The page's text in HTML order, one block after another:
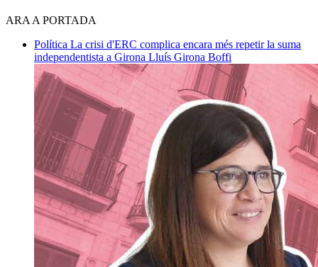
ARA A PORTADA
Política La crisi d'ERC complica encara més repetir la suma
independentista a Girona Lluís Girona Boffi